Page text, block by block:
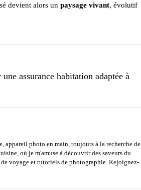
devient alors un paysage vivant, évolutif
assurance habitation adaptée à
appareil photo en main, toujours à la recherche de
où je m'amuse à découvrir des saveurs du
voyage et tutoriels de photographie. Rejoignez-